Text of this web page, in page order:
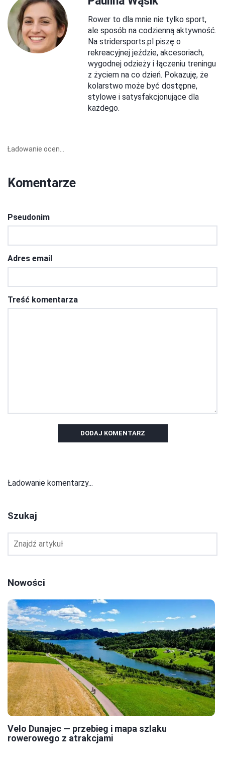
Rower to dla mnie nie tylko sport,
ale sposób na codzienną aktywność.
Na stridersports.pl piszę o
rekreacyjnej jeździe, akcesoriach,
wygodnej odzieży i łączeniu treningu
z życiem na co dzień. Pokazuję, że
kolarstwo może być dostępne,
stylowe i satysfakcjonujące dla
każdego.
Ładowanie ocen...
Komentarze
Pseudonim
Adres email
Treść komentarza
DODAJ KOMENTARZ
Ładowanie komentarzy...
Szukaj
Nowości
Velo Dunajec — przebieg i mapa szlaku
rowerowego z atrakcjami